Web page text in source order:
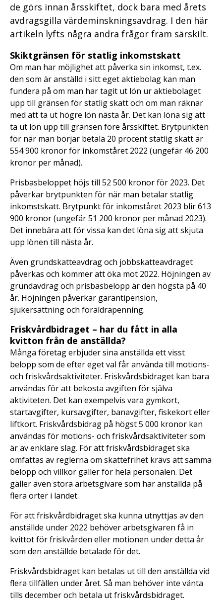
de görs innan årsskiftet, dock bara med årets
avdragsgilla värdeminskningsavdrag. I den här
artikeln lyfts några andra frågor fram särskilt.
Skiktgränsen för statlig inkomstskatt
Om man har möjlighet att påverka sin inkomst, t.ex.
den som är anställd i sitt eget aktiebolag kan man
fundera på om man har tagit ut lön ur aktiebolaget
upp till gränsen för statlig skatt och om man räknar
med att ta ut högre lön nästa år. Det kan löna sig att
ta ut lön upp till gränsen före årsskiftet. Brytpunkten
för när man börjar betala 20 procent statlig skatt är
554 900 kronor för inkomståret 2022 (ungefär 46 200
kronor per månad).
Prisbasbeloppet höjs till 52 500 kronor för 2023. Det
påverkar brytpunkten för när man betalar statlig
inkomstskatt. Brytpunkt för inkomståret 2023 blir 613
900 kronor (ungefär 51 200 kronor per månad 2023).
Det innebära att för vissa kan det löna sig att skjuta
upp lönen till nästa år.
Även grundskatteavdrag och jobbskatteavdraget
påverkas och kommer att öka mot 2022. Höjningen av
grundavdrag och prisbasbelopp är den högsta på 40
år. Höjningen påverkar garantipension,
sjukersättning och föräldrapenning.
Friskvårdbidraget – har du fått in alla
kvitton från de anställda?
Många företag erbjuder sina anställda ett visst
belopp som de efter eget val får använda till motions-
och friskvårdsaktiviteter. Friskvårdsbidraget kan bara
användas för att bekosta avgiften för själva
aktiviteten. Det kan exempelvis vara gymkort,
startavgifter, kursavgifter, banavgifter, fiskekort eller
liftkort. Friskvårdsbidrag på högst 5 000 kronor kan
användas för motions- och friskvårdsaktiviteter som
är av enklare slag. För att friskvårdsbidraget ska
omfattas av reglerna om skattefrihet krävs att samma
belopp och villkor gäller för hela personalen. Det
gäller även stora arbetsgivare som har anställda på
flera orter i landet.
För att friskvårdbidraget ska kunna utnyttjas av den
anställde under 2022 behöver arbetsgivaren få in
kvittot för friskvården eller motionen under detta år
som den anställde betalade för det.
Friskvårdsbidraget kan betalas ut till den anställda vid
flera tillfällen under året. Så man behöver inte vänta
tills december och betala ut friskvårdsbidraget.